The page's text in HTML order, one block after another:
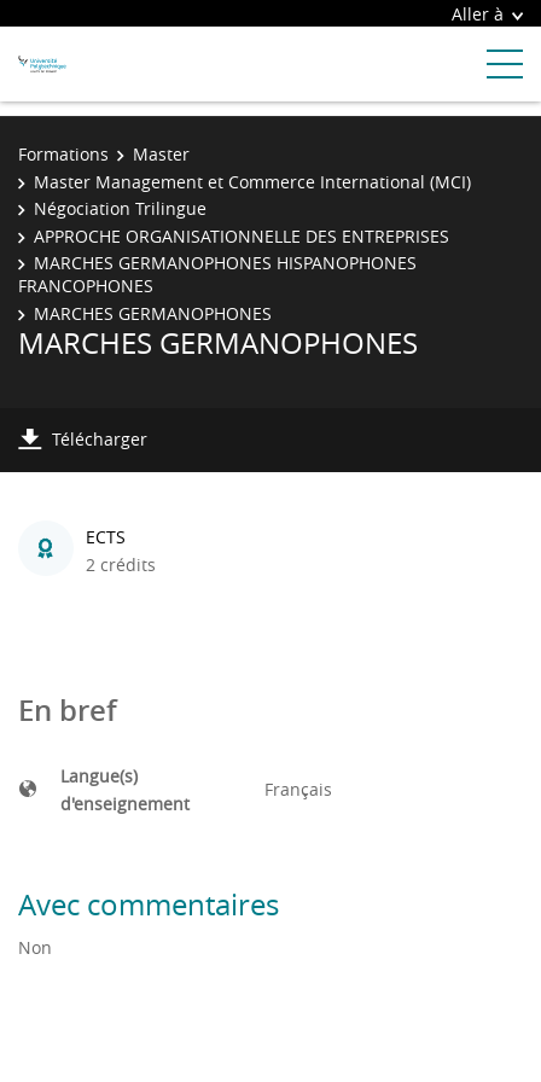
Aller à
Formations
Master
Master Management et Commerce International (MCI)
Négociation Trilingue
APPROCHE ORGANISATIONNELLE DES ENTREPRISES
MARCHES GERMANOPHONES HISPANOPHONES
FRANCOPHONES
MARCHES GERMANOPHONES
MARCHES GERMANOPHONES
Télécharger
ECTS
2 crédits
En bref
Langue(s)
d'enseignement
Français
Avec commentaires
Non